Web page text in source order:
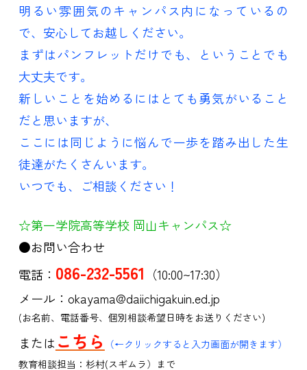
明るい雰囲気のキャンパス内になっているの
で、安心してお越しください。
まずはパンフレットだけでも、ということでも
大丈夫です。
新しいことを始めるにはとても勇気がいること
だと思いますが、
ここには同じように悩んで一歩を踏み出した生
徒達がたくさんいます。
いつでも、ご相談ください！
☆第一学院高等学校 岡山キャンパス☆
●お問い合わせ
電話： 086-232-5561 （10:00~17:30）
メール：okayama@daiichigakuin.ed.jp
(お名前、電話番号、個別相談希望日時をお送りください)
または こちら
（←クリックすると入力画面が開きます）
教育相談担当：杉村(スギムラ）まで